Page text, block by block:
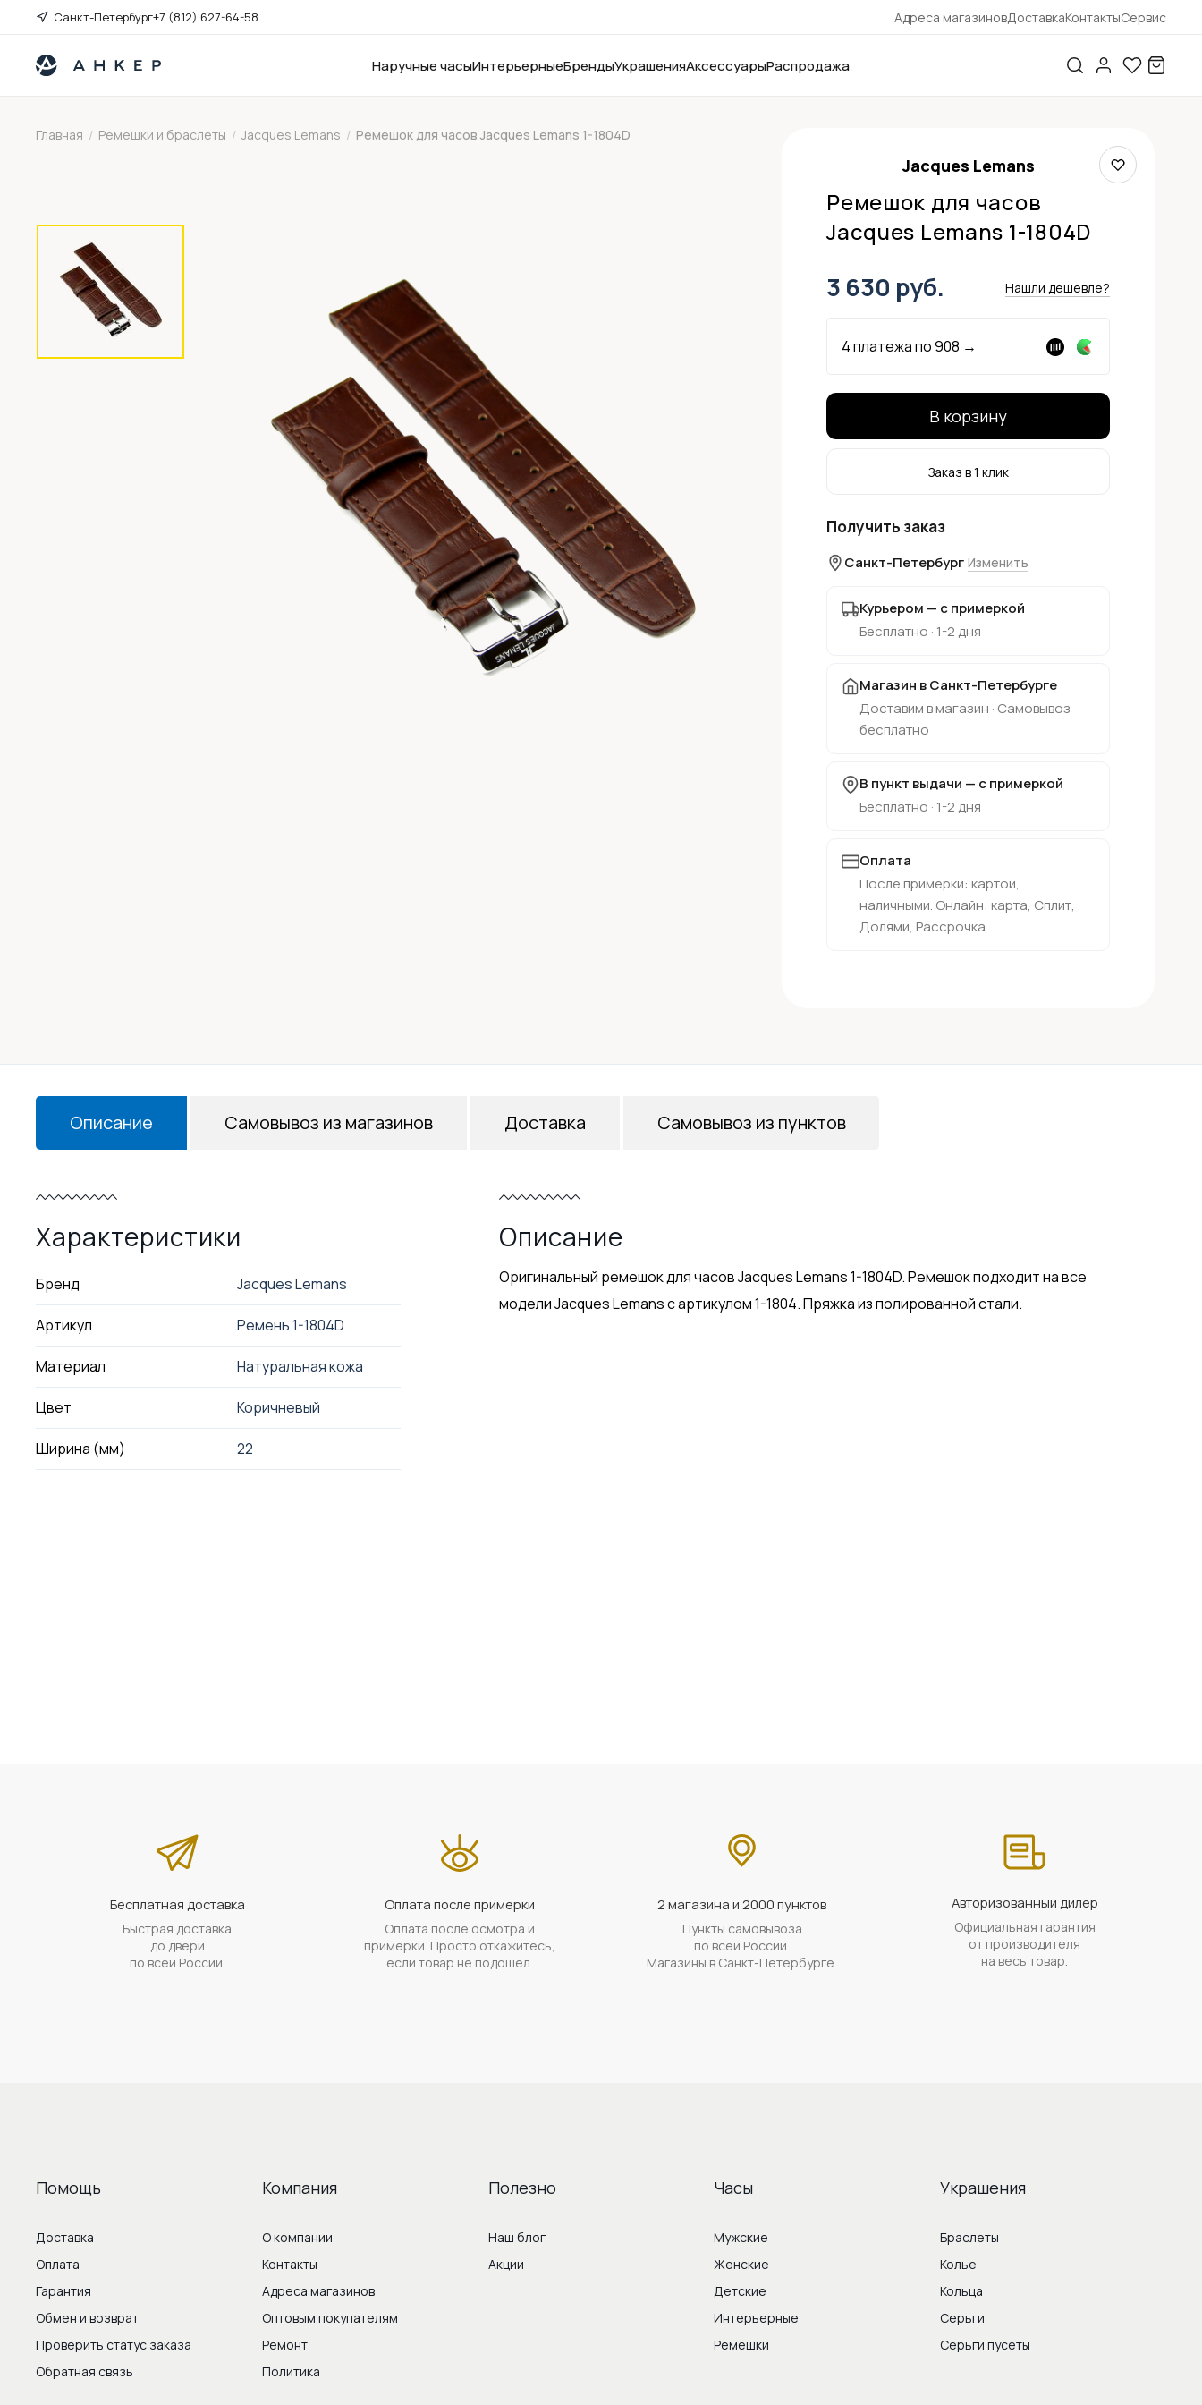
Санкт-Петербург+7 (812) 627-64-58 Адреса магазиновДоставкаКонтактыСервис
Наручные часыИнтерьерныеБрендыУкрашенияАксессуарыРаспродажа
Главная / Ремешки и браслеты / Jacques Lemans / Ремешок для часов Jacques Lemans 1-1804D
Jacques Lemans
Ремешок для часов
Jacques Lemans 1-1804D
3 630 руб. Нашли дешевле?
4 платежа по908 →
В корзину
Заказ в 1 клик
Получить заказ
Санкт-Петербург Изменить
Курьером — с примеркой
Бесплатно · 1-2 дня
Магазин в Санкт-Петербурге
Доставим в магазин · Самовывоз
бесплатно
В пункт выдачи — с примеркой
Бесплатно · 1-2 дня
Оплата
После примерки: картой,
наличными. Онлайн: карта, Сплит,
Долями, Рассрочка
Описание
Характеристики
Бренд Jacques Lemans
Артикул Ремень 1-1804D
Материал Натуральная кожа
Цвет Коричневый
Ширина (мм) 22
Описание
Оригинальный ремешок для часов Jacques Lemans 1-1804D. Ремешок подходит на все
модели Jacques Lemans с артикулом 1-1804. Пряжка из полированной стали.
Самовывоз из магазинов Доставка Самовывоз из пунктов
Бесплатная доставка
Быстрая доставка
до двери
по всей России.
Оплата после примерки
Оплата после осмотра и
примерки. Просто откажитесь,
если товар не подошел.
2 магазина и 2000 пунктов
Пункты самовывоза
по всей России.
Магазины в Санкт-Петербурге.
Авторизованный дилер
Официальная гарантия
от производителя
на весь товар.
Помощь
Доставка
Оплата
Гарантия
Обмен и возврат
Проверить статус заказа
Обратная связь
Компания
О компании
Контакты
Адреса магазинов
Оптовым покупателям
Ремонт
Политика
Полезно
Наш блог
Акции
Часы
Мужские
Женские
Детские
Интерьерные
Ремешки
Украшения
Браслеты
Колье
Кольца
Серьги
Серьги пусеты